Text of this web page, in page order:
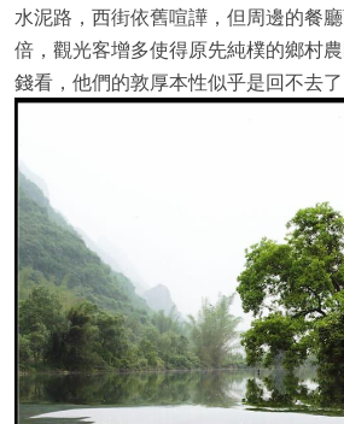
水泥路，西街依舊喧譁，但周邊的餐
倍，觀光客增多使得原先純樸的鄉村
錢看，他們的敦厚本性似乎是回不去了